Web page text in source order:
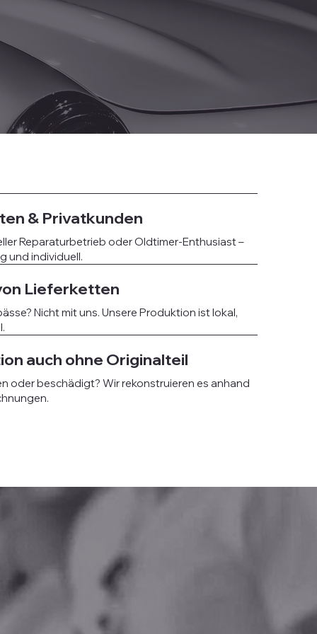
& Privatkunden
Reparaturbetrieb oder Oldtimer-Enthusiast –
und individuell.
Lieferketten
Nicht mit uns. Unsere Produktion ist lokal,
auch ohne Originalteil
oder beschädigt? Wir rekonstruieren es anhand